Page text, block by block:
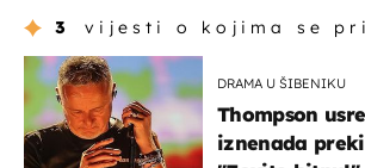
3 vijesti o kojima se
DRAMA U ŠIBENIKU
Thompson
iznenada